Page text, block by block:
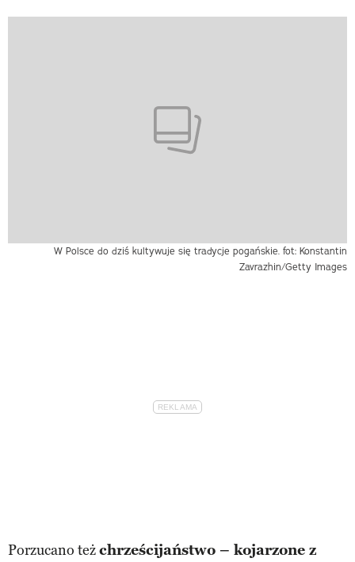
W Polsce do dziś kultywuje się tradycje pogańskie. fot: Konstantin
Zavrazhin/Getty Images
Porzucano teżchrześcijaństwo – kojarzone z